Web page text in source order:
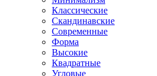
Классические
Скандинавские
Современные
Форма
Высокие
Квадратные
Угловые